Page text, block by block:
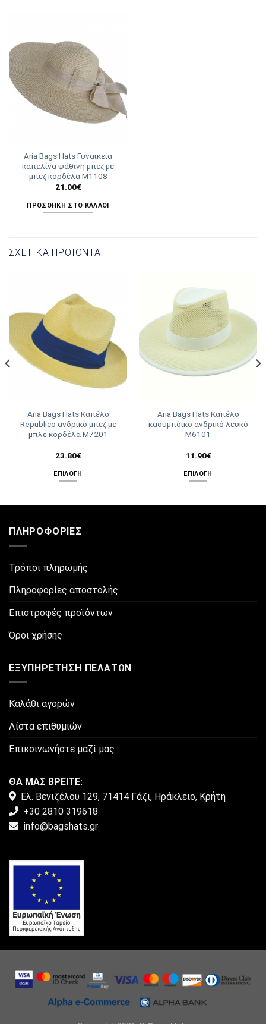
πολλαπλές
παραλλαγές.
Οι
επιλογές
μπορούν
να
επιλεγούν
του
προϊόντος
Aria Bags Hats Γυναικεία
καπελίνα ψάθινη μπεζ με
μπεζ κορδέλα M1108
21.00€
ΠΡΟΣΘΉΚΗ ΣΤΟ ΚΑΛΆΘΙ
ΣΧΕΤΙΚΆ ΠΡΟΪΌΝΤΑ
Aria Bags Hats Καπέλο
Republico ανδρικό μπεζ με
μπλε κορδέλα Μ7201
23.80€
ΕΠΙΛΟΓΉ
έχει
πολλαπλές
επιλογές
μπορούν
επιλεγούν
προϊόντος
Aria Bags Hats Καπέλο
καουμπόικο ανδρικό λευκό
Μ6101
11.90€
ΕΠΙΛΟΓΉ
ΠΛΗΡΟΦΟΡΊΕΣ
Τρόποι πληρωμής
Πληροφορίες αποστολής
Επιστροφές προϊόντων
Όροι χρήσης
ΕΞΥΠΗΡΈΤΗΣΗ ΠΕΛΑΤΏΝ
Καλάθι αγορών
Λίστα επιθυμιών
Επικοινωνήστε μαζί μας
ΘΑ ΜΑΣ ΒΡΕΙΤΕ:
Ελ. Βενιζέλου 129, 71414 Γάζι, Ηράκλειο, Κρήτη
+30 2810 319618
info@bagshats.gr